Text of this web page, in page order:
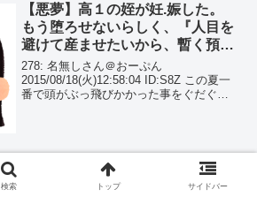
【悪夢】高１の姪が妊.娠した。
もう堕ろせないらしく、『人目を
避けて産ませたいから、暫く預か
って欲しい』と、土下座されたん
だが…
278: 名無しさん＠おーぷん
2015/08/18(火)12:58:04 ID:S8Z この夏一
番で頭がぶっ飛びかかった事をぐだぐだ
『慰謝料って女が貰えるものじゃ
ないの！？』嫁が部下の嫁を脅し
検索 トップ サイドバー